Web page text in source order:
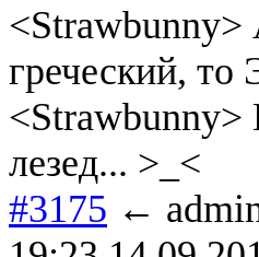
<Strawbunny>
греческий, то
<Strawbunny>
лезед... >_<
#3175 ←